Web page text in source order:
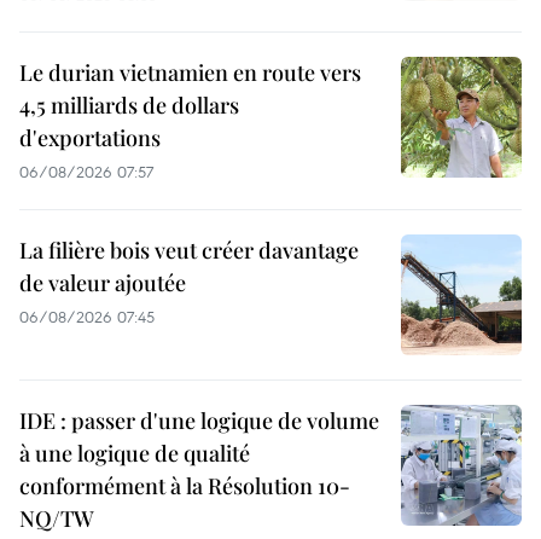
Le durian vietnamien en route vers
4,5 milliards de dollars
d'exportations
06/08/2026 07:57
La filière bois veut créer davantage
de valeur ajoutée
06/08/2026 07:45
IDE : passer d'une logique de volume
à une logique de qualité
conformément à la Résolution 10-
NQ/TW